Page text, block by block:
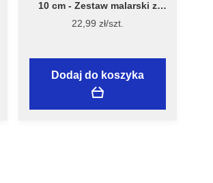
10 cm - Zestaw malarski z
wałkiem Welur 10 cm, model
7981 – Flügger
22,99 zł/szt.
Dodaj do koszyka